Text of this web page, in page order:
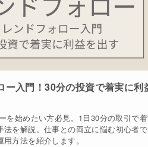
ー入門！30分の投資で着実に利
を始めたい方必見。1日30分の取引で
法を解説。仕事との両立に悩む初心者で
方法を紹介します。